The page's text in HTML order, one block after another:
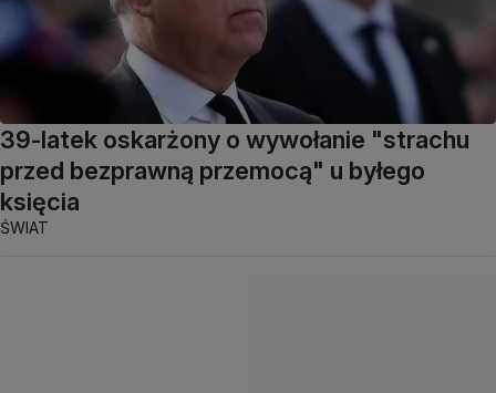
39-latek oskarżony o wywołanie "strachu
przed bezprawną przemocą" u byłego
księcia
ŚWIAT